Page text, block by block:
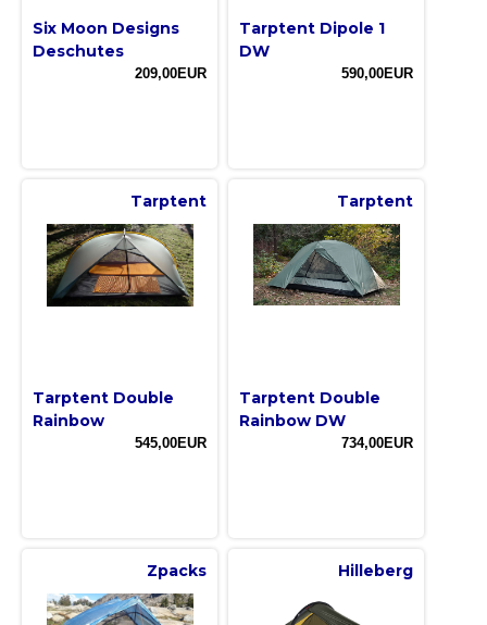
Six Moon Designs
Deschutes
209,00EUR
Tarptent Dipole 1
DW
590,00EUR
Tarptent
Tarptent Double
Rainbow
545,00EUR
Tarptent
Tarptent Double
Rainbow DW
734,00EUR
Zpacks Hilleberg